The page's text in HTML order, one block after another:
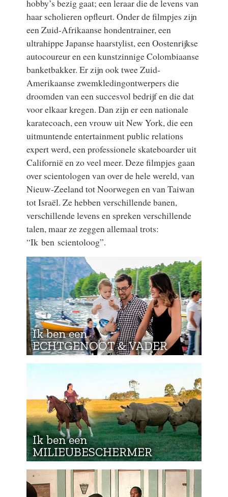
hobby’s bezig gaat; een leraar die de levens van
haar scholieren opfleurt. Onder de filmpjes zijn
een Zuid-Afrikaanse hondentrainer, een
ultrahippe Japanse haarstylist, een Oostenrijkse
autocoureur en een kunstzinnige Colombiaanse
banketbakker. Er zijn ook twee Zuid-
Amerikaanse zwemkledingontwerpers die
droomden van een succesvol bedrijf en die dat
voor elkaar kregen. Dan zijn er een nationale
karatecoach, een vrouw uit New York, die een
uitmuntende entertainment public relations
expert werd, een professionele skateboarder uit
Californië en zo veel meer. Deze filmpjes gaan
over scientologen van over de hele wereld, van
Nieuw-Zeeland tot Noorwegen en van Taiwan
tot Israël. Ze hebben verschillende banen,
verschillende levens en spreken verschillende
talen, maar ze zeggen allemaal trots:
“Ik ben scientoloog”.
Ik ben een
ECHTGENOOT & VADER
Ik ben een
MILIEUBESCHERMER